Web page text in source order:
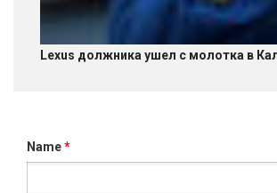
Lexus должника ушел с молотка в
Name*